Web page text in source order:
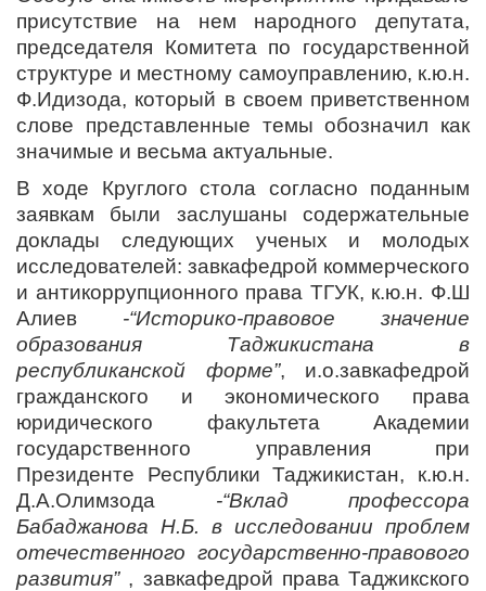
присутствие на нем народного депутата,
председателя Комитета по государственной
структуре и местному самоуправлению, к.ю.н.
Ф.Идизода, который в своем приветственном
слове представленные темы обозначил как
значимые и весьма актуальные.
В ходе Круглого стола согласно поданным
заявкам были заслушаны содержательные
доклады следующих ученых и молодых
исследователей: завкафедрой коммерческого
и антикоррупционного права ТГУК, к.ю.н. Ф.Ш
Алиев -“Историко-правовое значение
образования Таджикистана в
республиканской форме”, и.о.завкафедрой
гражданского и экономического права
юридического факультета Академии
государственного управления при
Президенте Республики Таджикистан, к.ю.н.
Д.А.Олимзода -“Вклад профессора
Бабаджанова Н.Б. в исследовании проблем
отечественного государственно-правового
развития” , завкафедрой права Таджикского